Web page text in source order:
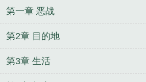
道
诡界大老板
港片：刚成坐
下：让我揍天师？得加钱！
天剑主 团宠日常：修炼和吃瓜
第一章 恶战
第2章 目的地
第3章 生活